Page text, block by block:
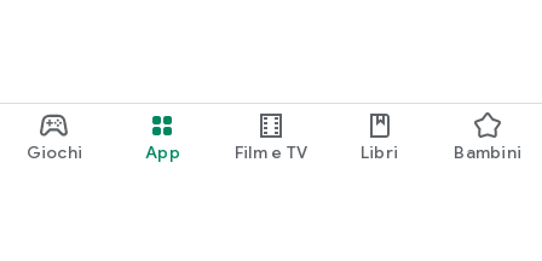
Giochi App Film e TV Libri Bambini